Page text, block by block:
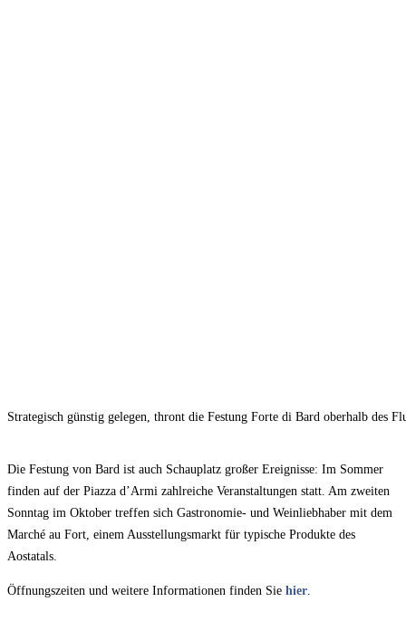
Strategisch günstig gelegen, thront die Festung Forte di Bard oberhalb des
Die Festung von Bard ist auch Schauplatz großer Ereignisse: Im Sommer
finden auf der Piazza d’Armi zahlreiche Veranstaltungen statt. Am zweiten
Sonntag im Oktober treffen sich Gastronomie- und Weinliebhaber mit dem
Marché au Fort, einem Ausstellungsmarkt für typische Produkte des
Aostatals.
Öffnungszeiten und weitere Informationen finden Sie hier.